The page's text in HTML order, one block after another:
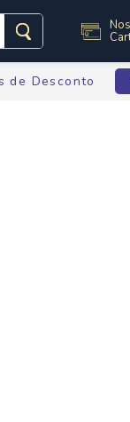
de Desconto